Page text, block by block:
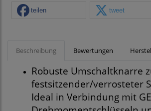
teilen tweet
Beschreibung Bewertungen
Robuste Umschaltknarre
festsitzender/verrosteter
Ideal in Verbindung mit